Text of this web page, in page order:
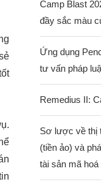
Camp Blast
đầy sắc màu
Ứng dụng
tư vấn pháp
Remedius II:
Sơ lược về thị
(tiền ảo) và
tài sản mã hoá